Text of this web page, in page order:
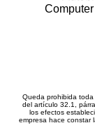
Queda prohibida
del artículo 32.1,
los efectos
empresa hace constar